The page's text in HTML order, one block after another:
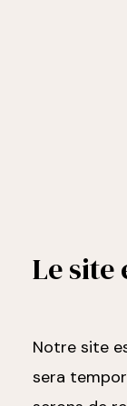
Le site
Notre site
sera